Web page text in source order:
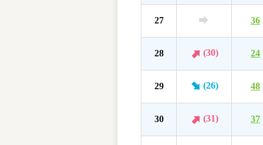
27 36
28 (30) 24
29 (26) 48
30 (31) 37